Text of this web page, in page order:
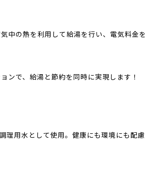
中の熱を利用して給湯を行い、電気料金
ンで、給湯と節約を同時に実現します！
理用水として使用。健康にも環境にも配